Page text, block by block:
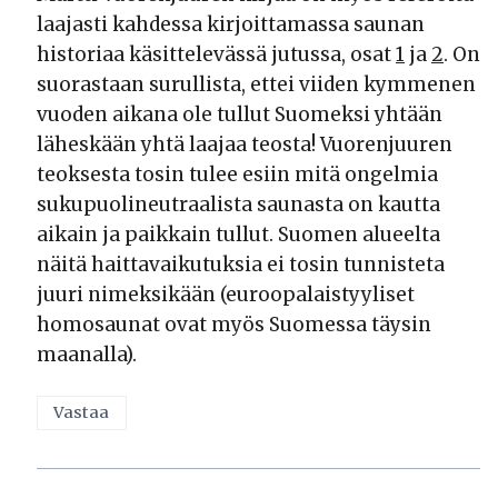
laajasti kahdessa kirjoittamassa saunan
historiaa käsittelevässä jutussa, osat1 ja 2. On
suorastaan surullista, ettei viiden kymmenen
vuoden aikana ole tullut Suomeksi yhtään
läheskään yhtä laajaa teosta! Vuorenjuuren
teoksesta tosin tulee esiin mitä ongelmia
sukupuolineutraalista saunasta on kautta
aikain ja paikkain tullut. Suomen alueelta
näitä haittavaikutuksia ei tosin tunnisteta
juuri nimeksikään (euroopalaistyyliset
homosaunat ovat myös Suomessa täysin
maanalla).
Vastaa